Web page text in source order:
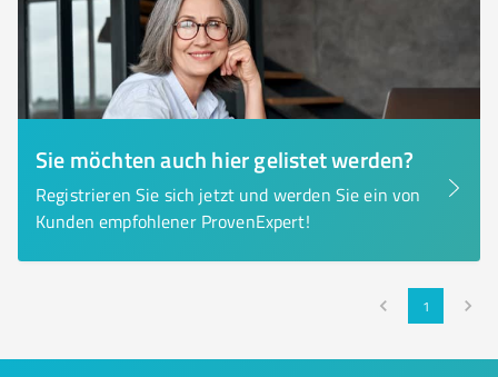
Sie möchten auch hier gelistet werden?
Registrieren Sie sich jetzt und werden Sie ein von
Kunden empfohlener ProvenExpert!
1